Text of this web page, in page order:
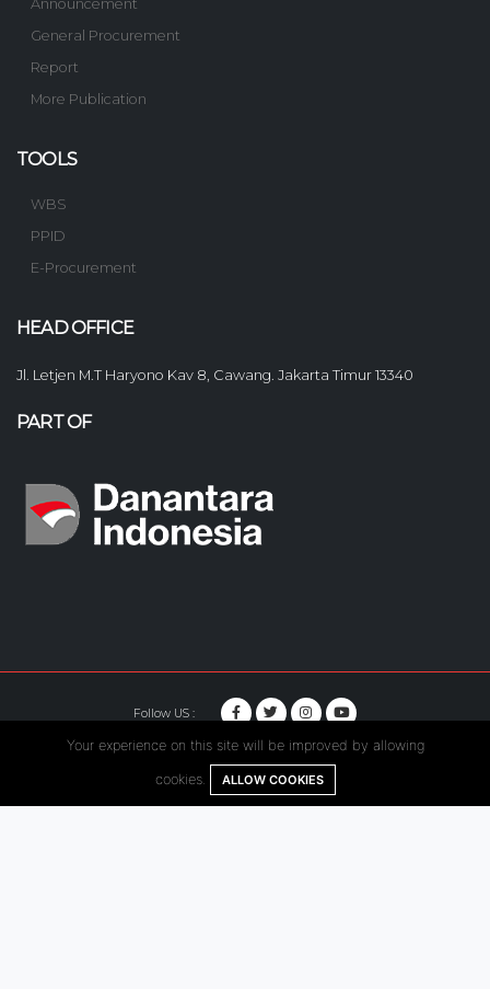
Announcement
General Procurement
Report
More Publication
TOOLS
WBS
PPID
E-Procurement
HEAD OFFICE
Jl. Letjen M.T Haryono Kav 8, Cawang. Jakarta Timur 13340
PART OF
Follow US :
© Copyright 2020. Hutama Karya All Rights Reserved.
Your experience on this site will be improved by allowing
cookies. ALLOW COOKIES